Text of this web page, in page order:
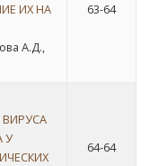
ИХ НА
А.Д.,
63-64
У
64-64